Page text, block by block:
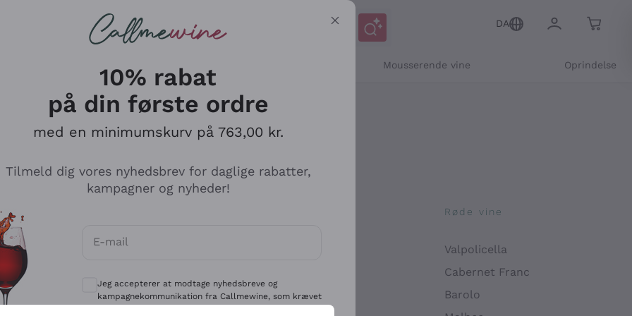
DA
Mousserende vine Oprindelse
Antinori
Ca' del Bosco
Gavi
Røde vine
Valpolicella
Cabernet Franc
Barolo
10% rabat
på din første ordre
med en minimumskurv på 763,00 kr.
Tilmeld dig vores nyhedsbrev for daglige rabatter,
kampagner og nyheder!
E-mail
Valgfrie samtykker for at modtage kommunikation og personlige tilbud
Jeg accepterer at modtage nyhedsbreve og
kampagnekommunikation fra Callmewine, som krævet